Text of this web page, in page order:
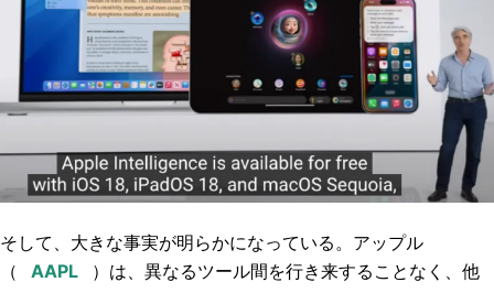
そして、大きな事実が明らかになっている。アップル
（
）は、異なるツール間を行き来することなく、他